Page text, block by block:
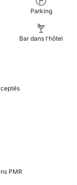
Parking
Bar dans l'hôtel
PMR